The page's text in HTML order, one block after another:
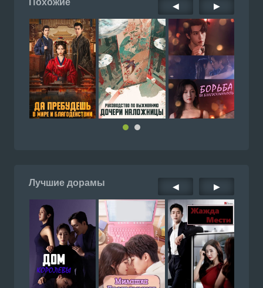
Похожие ◀ ▶
Лучшие дорамы ◀ ▶